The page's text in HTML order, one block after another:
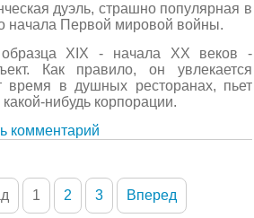
дуэль, страшно популярная в
начала Первой мировой войны.
образца XIX - начала XX веков -
Как правило, он увлекается
время в душных ресторанах, пьет
нибудь корпорации.
комментарий
1 2 3 Вперед